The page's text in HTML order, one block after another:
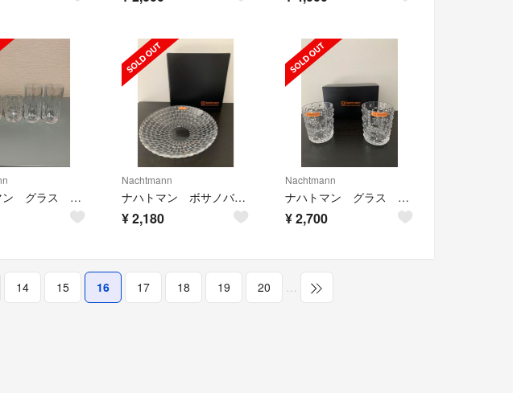
ナハトマン グラス 4個セット
Nachtmann
ナハトマン ボサノバ ボウル
¥2,180
Nachtmann
ナハトマン グラス タンブラー nachtmann
¥2,700
14 15 16 17 18 19 20 …